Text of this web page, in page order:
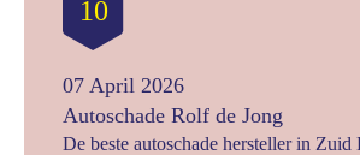
10
07 April 2026
Autoschade Rolf de Jong
De beste autoschade hersteller in Zuid